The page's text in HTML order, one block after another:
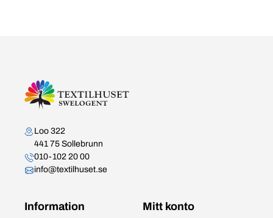
Kontakta oss
Loo 322
441 75 Sollebrunn
010-102 20 00
info@textilhuset.se
Information Mitt konto